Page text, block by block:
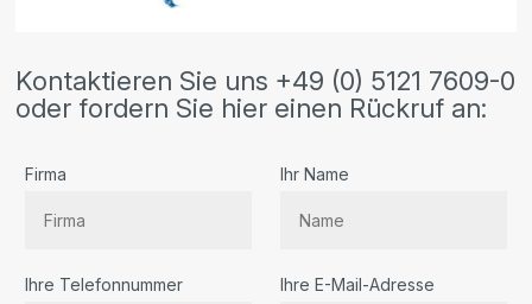
Kontaktieren Sie uns +49 (0) 5121 7609-0
oder fordern Sie hier einen Rückruf an:
Firma Ihr Name
Ihre Telefonnummer Ihre E-Mail-Adresse